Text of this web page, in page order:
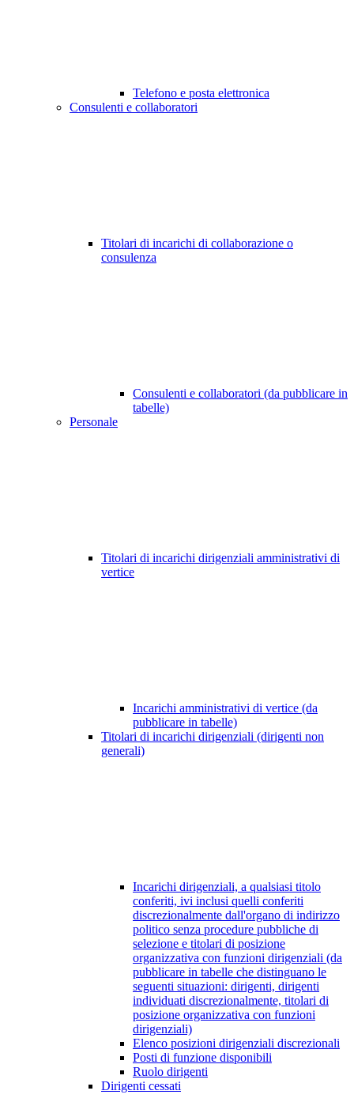
Telefono e posta elettronica
Consulenti e collaboratori
Titolari di incarichi di collaborazione o
consulenza
Consulenti e collaboratori (da pubblicare in
tabelle)
Personale
Titolari di incarichi dirigenziali amministrativi di
vertice
Incarichi amministrativi di vertice (da
pubblicare in tabelle)
Titolari di incarichi dirigenziali (dirigenti non
generali)
Incarichi dirigenziali, a qualsiasi titolo
conferiti, ivi inclusi quelli conferiti
discrezionalmente dall'organo di indirizzo
politico senza procedure pubbliche di
selezione e titolari di posizione
organizzativa con funzioni dirigenziali (da
pubblicare in tabelle che distinguano le
seguenti situazioni: dirigenti, dirigenti
individuati discrezionalmente, titolari di
posizione organizzativa con funzioni
dirigenziali)
Elenco posizioni dirigenziali discrezionali
Posti di funzione disponibili
Ruolo dirigenti
Dirigenti cessati